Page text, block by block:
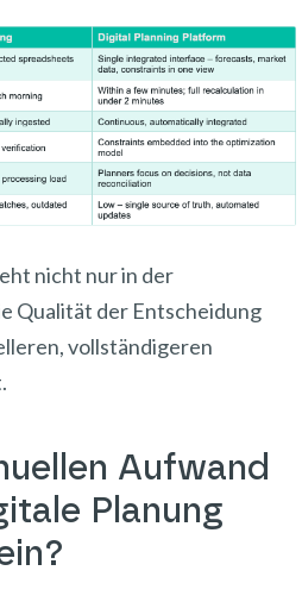
nicht nur in der
Qualität der Entscheidung
vollständigeren
Aufwand
Planung